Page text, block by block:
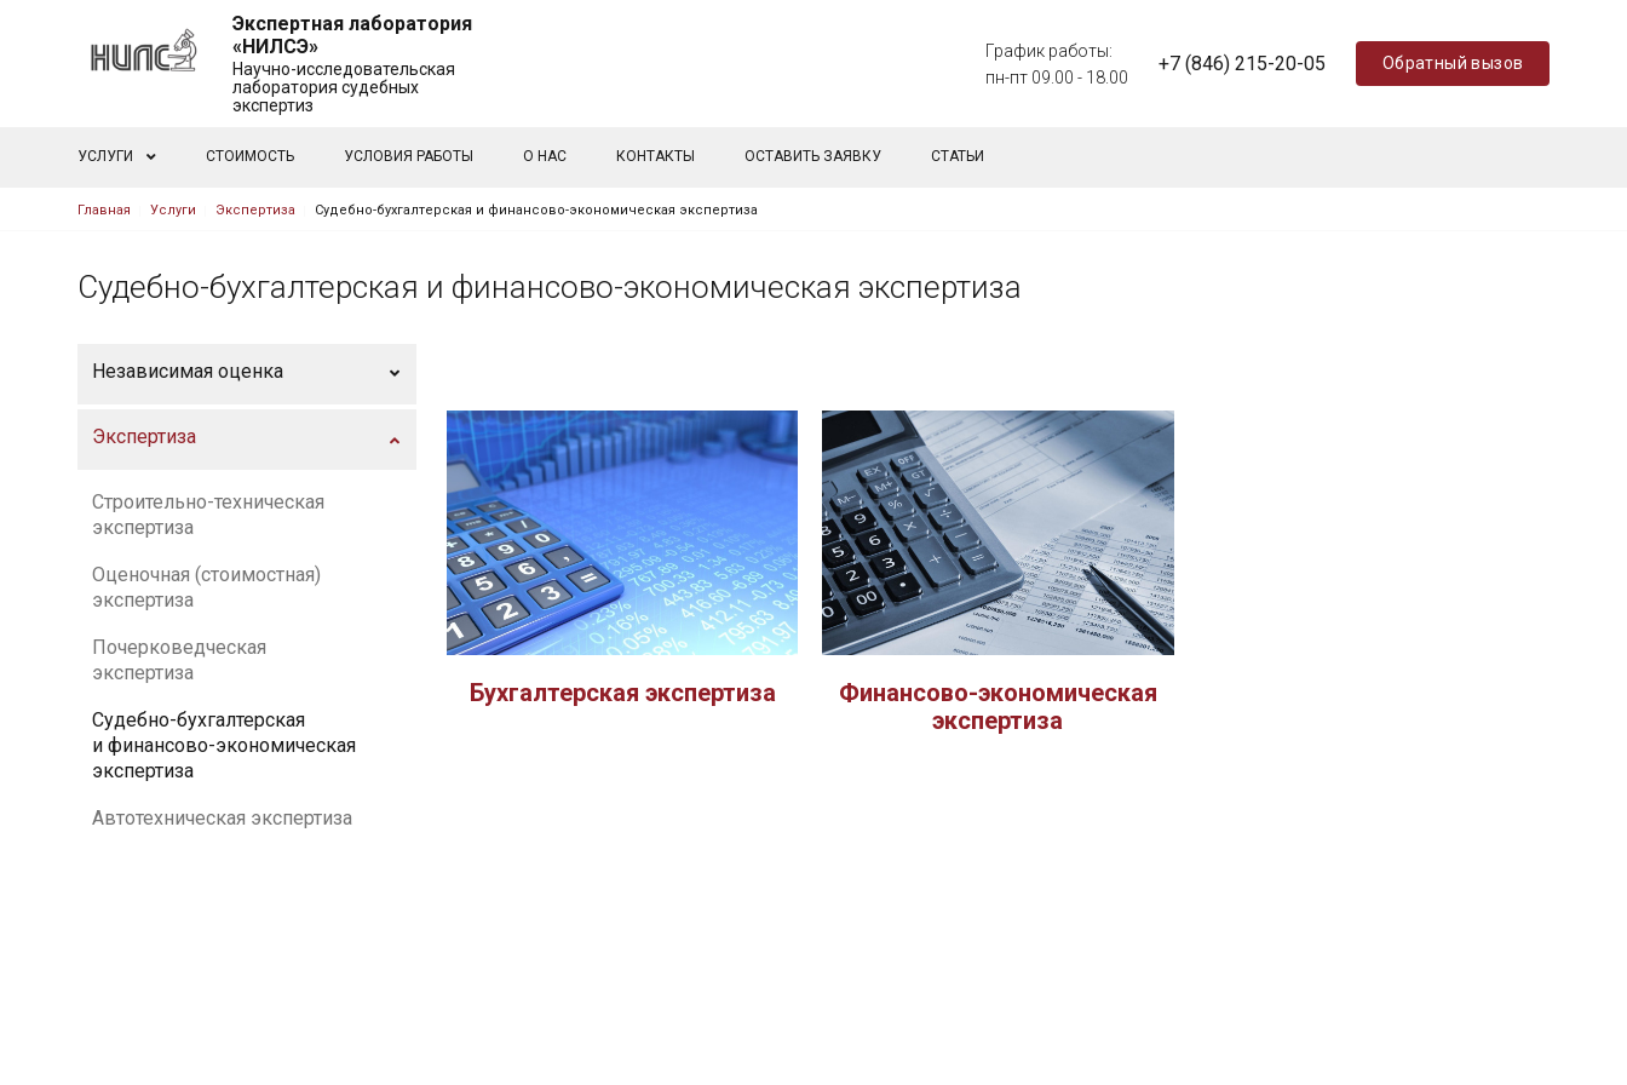
Экспертная лаборатория
«НИЛСЭ»
Научно-исследовательская
лаборатория судебных
экспертиз
График работы:
пн-пт 09.00 - 18.00
+7 (846) 215-20-05 Обратный вызов
Основная навигация
УСЛУГИ СТОИМОСТЬ УСЛОВИЯ РАБОТЫ О НАС КОНТАКТЫ ОСТАВИТЬ ЗАЯВКУ СТАТЬИ
Строка навигации
Главная Услуги Экспертиза Судебно-бухгалтерская и финансово-экономическая экспертиза
Судебно-бухгалтерская и финансово-экономическая экспертиза
Независимая оценка
Экспертиза
Строительно-техническая
экспертиза
Оценочная (стоимостная)
экспертиза
Почерковедческая
экспертиза
Судебно-бухгалтерская
и финансово-экономическая
экспертиза
Автотехническая экспертиза
Бухгалтерская экспертиза
Финансово-экономическая
экспертиза